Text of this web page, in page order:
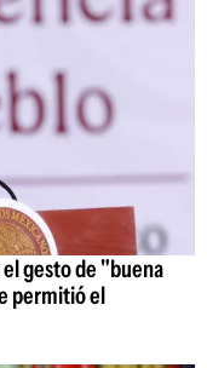
gesto de "buena
permitió el